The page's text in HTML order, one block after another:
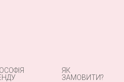
ЯК
ЗАМОВИТИ?
вовняний костюм у